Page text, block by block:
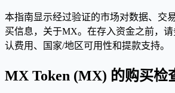
本指南显示经过验证的市场对数据、交
买信息，关于MX。在存入资金之前，
认费用、国家/地区可用性和提款支持。
MX Token (MX) 的购买检